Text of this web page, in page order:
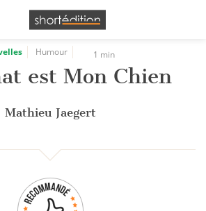
des cookies
Humour 1 min
est Mon Chien
Mathieu Jaegert